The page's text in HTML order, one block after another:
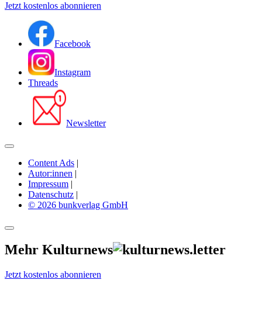
Jetzt kostenlos abonnieren
Facebook
Instagram
Threads
Newsletter
Content Ads |
Autor:innen |
Impressum |
Datenschutz |
© 2026 bunkverlag GmbH
Mehr Kulturnews
Jetzt kostenlos abonnieren